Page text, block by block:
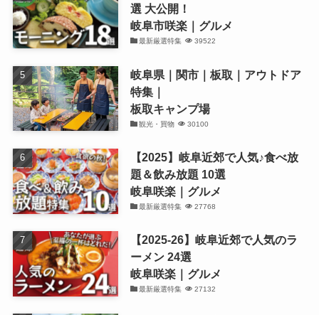
選 大公開！
岐阜市咲楽｜グルメ
最新厳選特集 39522
岐阜県｜関市｜板取｜アウトドア
特集｜
板取キャンプ場
観光・買物 30100
【2025】岐阜近郊で人気♪食べ放
題＆飲み放題 10選
岐阜咲楽｜グルメ
最新厳選特集 27768
【2025-26】岐阜近郊で人気のラ
ーメン 24選
岐阜咲楽｜グルメ
最新厳選特集 27132